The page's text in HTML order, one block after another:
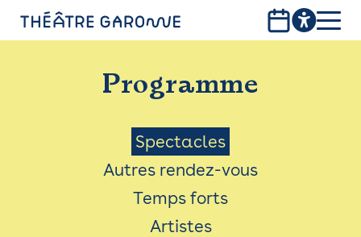
PROGRAMME
INFOS PRATIQUES
AVEC LES PUBLICS
ACCESSIBILITÉ
LES PRODUCTIONS
Programme
Menu
Saison
Spectacles
Autres rendez-vous
Temps forts
Artistes